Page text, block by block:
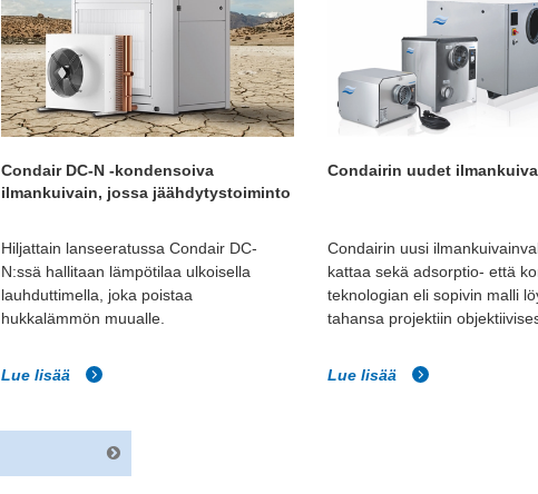
Condair DC-N -kondensoiva
ilmankuivain, jossa jäähdytystoiminto
Hiljattain lanseeratussa Condair DC-
N:ssä hallitaan lämpötilaa ulkoisella
lauhduttimella, joka poistaa
hukkalämmön muualle.
Lue lisää
Condairin uudet
Condairin uusi
kattaa sekä adsorptio- että
teknologian eli sopivin malli
tahansa projektiin
Lue lisää